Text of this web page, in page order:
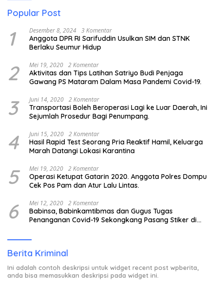
Popular Post
1 Desember 8, 2024 3 Komentar
Anggota DPR RI Sarifuddin Usulkan SIM dan STNK
Berlaku Seumur Hidup
2 Mei 19, 2020 2 Komentar
Aktivitas dan Tips Latihan Satriyo Budi Penjaga
Gawang PS Mataram Dalam Masa Pandemi Covid-19.
3 Juni 14, 2020 2 Komentar
Transportasi Boleh Beroperasi Lagi ke Luar Daerah, Ini
Sejumlah Prosedur Bagi Penumpang.
4 Juni 15, 2020 2 Komentar
Hasil Rapid Test Seorang Pria Reaktif Hamil, Keluarga
Marah Datangi Lokasi Karantina
5 Mei 19, 2020 2 Komentar
Operasi Ketupat Gatarin 2020. Anggota Polres Dompu
Cek Pos Pam dan Atur Lalu Lintas.
6 Mei 12, 2020 2 Komentar
Babinsa, Babinkamtibmas dan Gugus Tugas
Penanganan Covid-19 Sekongkang Pasang Stiker di
Berita Kriminal
Ini adalah contoh deskripsi untuk widget recent post wpberita,
anda bisa memasukkan deskripsi pada widget ini.